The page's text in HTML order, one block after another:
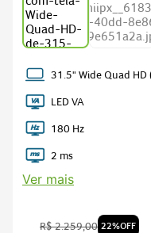
7 acer nitro v15
8 notebook gamer acer
9
31.5" Wide Quad
LED VA
180 Hz
2 ms
Ver mais
R$2.259,00 22%OFF